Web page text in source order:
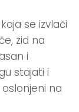
se izvlači
zid na
i
stajati i
na